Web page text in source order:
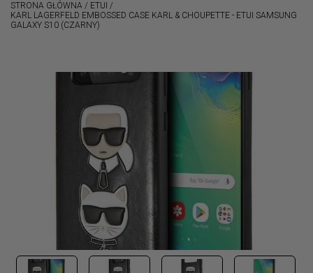
STRONA GŁÓWNA / ETUI /
KARL LAGERFELD EMBOSSED CASE KARL & CHOUPETTE - ETUI SAMSUNG
GALAXY S10 (CZARNY)